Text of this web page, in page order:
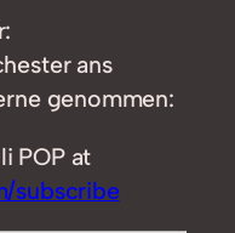
ans
genommen:
POP at
subscribe